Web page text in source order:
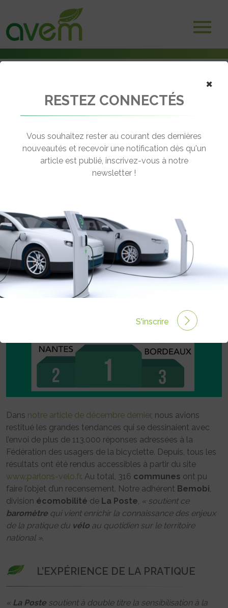
Bemobi commente le baromètre des villes cyclables de la Fub
← Revenir aux actualités
DES VILLES CYCLABLES DE LA FUB
Rédigé par Philippe Schwoerer le 19 Mar 2018 à 00:00
0 commentaires
Dans notre article de décembre dernier, nous avions
restitué les grandes tendances qui se dessinaient avec
l’envoi de plus de 113.000 réponses adressées à la
Fédération des usagers de la bicyclette. Depuis, tous les
résultats ont été rendus accessibles à partir du site
www.parlons-velo.fr. Au total, 316 communes ont pu
faire l’objet d’un recensement. Notre adhérent Bemobi
division écomobilité de La Poste « soutient ce
baromètre qui vient enrichir la connaissance des enjeux
de la pratique du vélo au quotidien sur le territoire
national ».
L’EXPÉRIENCE DE LA PRATIQUE
« La Poste soutient à double titre la sensibilisation à la
×
RESTEZ CONNECTÉS
Vous souhaitez rester au courant des dernières
nouveautés et recevoir une notification dès qu'un
article est publié, inscrivez-vous à notre
newsletter !
S'inscrire